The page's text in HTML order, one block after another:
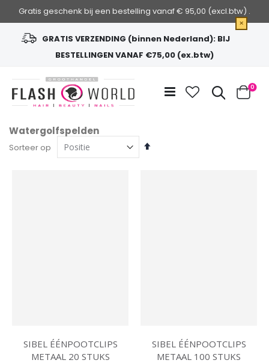
Gratis geschenk bij een bestelling vanaf € 95,00 (excl.btw) .
×
GRATIS VERZENDING (binnen Nederland): BIJ
BESTELLINGEN VANAF €75,00 (ex.btw)
de
inhoud
Zoek
Cart
0
Watergolfspelden
Sorteer op
Van
SIBEL ÉÉNPOOTCLIPS
METAAL 20 STUKS
SIBEL ÉÉNPOOTCLIPS
METAAL 100 STUKS